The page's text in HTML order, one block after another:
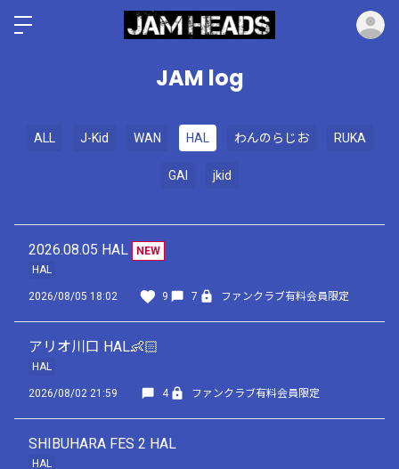
JAM log
ALL J-Kid WAN HAL わんのらじお RUKA
GAI jkid
2026.08.05 HAL
NEW
HAL
2026/08/05 18:02 9 7 ファンクラブ有料会員限定
アリオ川口 HAL👶🏻
HAL
2026/08/02 21:59 4 ファンクラブ有料会員限定
SHIBUHARA FES 2 HAL
HAL